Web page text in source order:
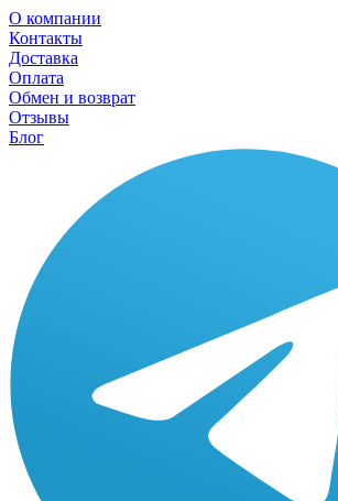
О компании
Контакты
Доставка
Оплата
Обмен и возврат
Отзывы
Блог